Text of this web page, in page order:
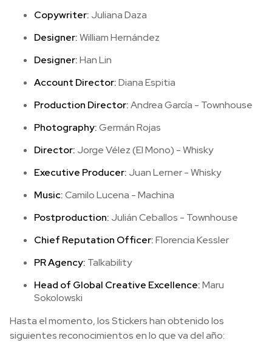
Copywriter: Juliana Daza
Designer:William Hernández
Designer:Han Lin
Account Director:Diana Espitia
Production Director:Andrea García - Townhouse
Photography:Germán Rojas
Director: Jorge Vélez (El Mono) - Whisky
Executive Producer: Juan Lerner - Whisky
Music:Camilo Lucena - Machina
Postproduction: Julián Ceballos - Townhouse
Chief Reputation Officer:Florencia Kessler
PR Agency: Talkability
Head of Global Creative Excellence:Maru
Sokolowski
Hasta el momento, los Stickers han obtenido los
siguientes reconocimientos en lo que va del año: